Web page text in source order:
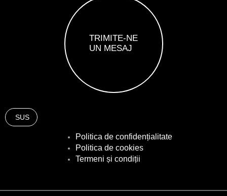
TRIMITE-NE
UN MESAJ
SUS
Politica de confidențialitate
Politica de cookies
Termeni și condiții